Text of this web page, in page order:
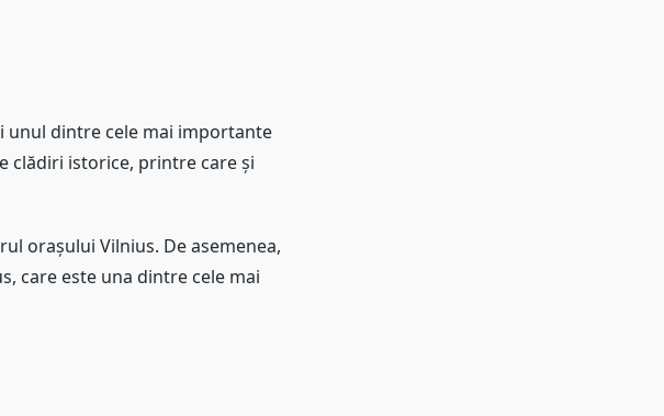
unul dintre cele mai importante
clădiri istorice, printre care și
orașului Vilnius. De asemenea,
care este una dintre cele mai